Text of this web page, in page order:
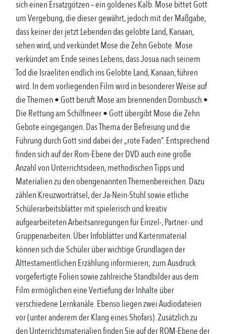
sich einen Ersatzgötzen – ein goldenes Kalb. Mose bittet Gott
um Vergebung, die dieser gewährt, jedoch mit der Maßgabe,
dass keiner der jetzt Lebenden das gelobte Land, Kanaan,
sehen wird, und verkündet Mose die Zehn Gebote. Mose
verkündet am Ende seines Lebens, dass Josua nach seinem
Tod die Israeliten endlich ins Gelobte Land, Kanaan, führen
wird. In dem vorliegenden Film wird in besonderer Weise auf
die Themen • Gott beruft Mose am brennenden Dornbusch •
Die Rettung am Schilfmeer • Gott übergibt Mose die Zehn
Gebote eingegangen. Das Thema der Befreiung und die
Führung durch Gott sind dabei der „rote Faden“. Entsprechend
finden sich auf der Rom-Ebene der DVD auch eine große
Anzahl von Unterrichtsideen, methodischen Tipps und
Materialien zu den obengenannten Themenbereichen. Dazu
zählen Kreuzworträtsel, der Ja-Nein-Stuhl sowie etliche
Schülerarbeitsblätter mit spielerisch und kreativ
aufgearbeiteten Arbeitsanregungen für Einzel-, Partner- und
Gruppenarbeiten. Über Infoblätter und Kartenmaterial
können sich die Schüler über wichtige Grundlagen der
Alttestamentlichen Erzählung informieren; zum Ausdruck
vorgefertigte Folien sowie zahlreiche Standbilder aus dem
Film ermöglichen eine Vertiefung der Inhalte über
verschiedene Lernkanäle. Ebenso liegen zwei Audiodateien
vor (unter anderem der Klang eines Shofars). Zusätzlich zu
den Unterrichtsmaterialien finden Sie auf der ROM-Ebene der